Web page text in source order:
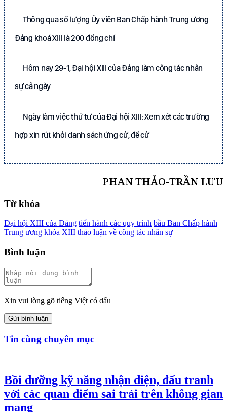
Thông qua số lượng Ủy viên Ban Chấp hành Trung ương
Đảng khoá XIII là 200 đồng chí
Hôm nay 29-1, Đại hội XIII của Đảng làm công tác nhân
sự cả ngày
Ngày làm việc thứ tư của Đại hội XIII: Xem xét các trường
hợp xin rút khỏi danh sách ứng cử, đề cử
PHAN THẢO-TRẦN LƯU
Từ khóa
Đại hội XIII của Đảng tiến hành các quy trình bầu Ban Chấp hành
Trung ương khóa XIII thảo luận về công tác nhân sự
Bình luận
Xin vui lòng gõ tiếng Việt có dấu
Gửi bình luận
Tin cùng chuyên mục
Bồi dưỡng kỹ năng nhận diện, đấu tranh
với các quan điểm sai trái trên không gian
mạng